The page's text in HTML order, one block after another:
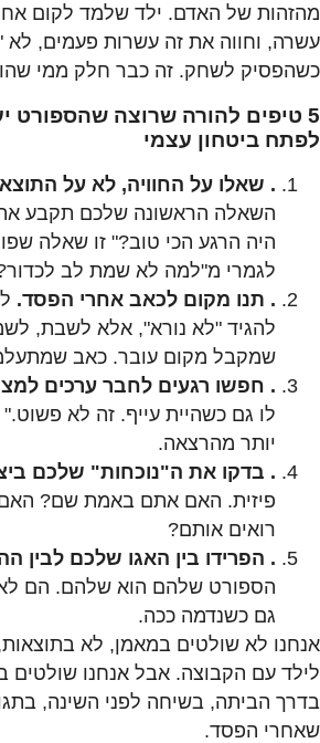
מהזהות של האדם. ילד שלמד לקום
עשרה, וחווה את זה עשרות פעמים, לא
כשהפסיק לשחק. זה כבר חלק ממי
5 טיפים להורה שרוצה שהספורט
לפתח ביטחון עצמי
. שאלו על החוויה, לא על
השאלה הראשונה שלכם תקבע את
היה הרגע הכי טוב?" זו שאלה
לגמרי מ"למה לא שמת לב
. תנו מקום לכאב אחרי הפסד.
להגיד "לא נורא", אלא לשבת,
שמקבל מקום עובר. כאב
. חפשו רגעים לחבר ערכים
לו גם כשהיית עייף. זה לא
יותר מהרצאה.
. בדקו את ה"נוכחות" שלכם
פיזית. האם אתם באמת שם?
רואים אותם?
. הפרידו בין האגו שלכם לבין
הספורט שלהם הוא שלהם. הם
גם כשנדמה ככה.
אנחנו לא שולטים במאמן, לא
לילד עם הקבוצה. אבל אנחנו שולטים
בדרך הביתה, בשיחה לפני השינה,
שאחרי הפסד.